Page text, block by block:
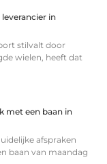
leverancier in
stilvalt door
wielen, heeft dat
met een baan in
afspraken
baan van maandag